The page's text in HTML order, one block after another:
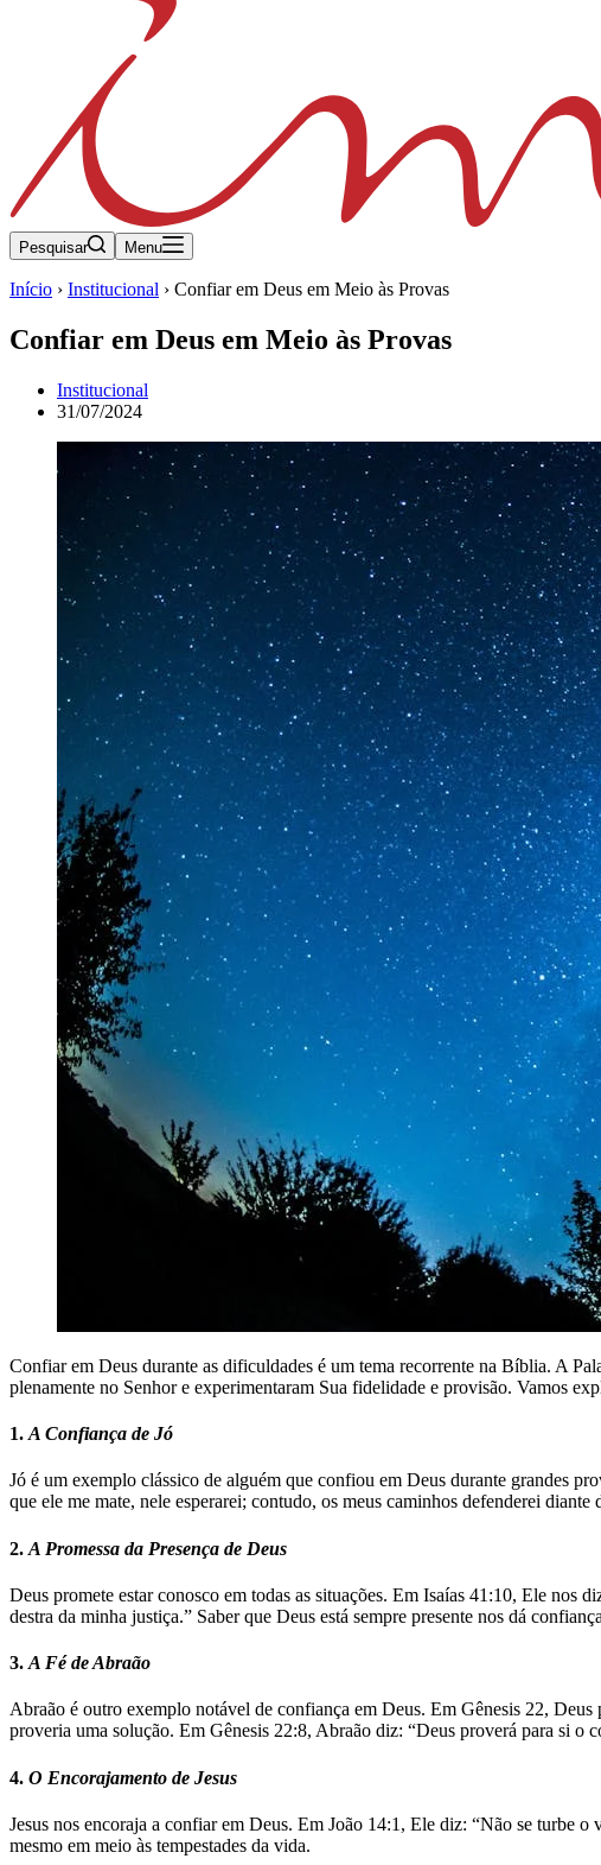
Pesquisar Menu
Início › Institucional › Confiar em Deus em Meio às Provas
Confiar em Deus em Meio às Provas
Institucional
31/07/2024
Confiar em Deus durante as dificuldades é um tema recorrente na Bíblia. A
plenamente no Senhor e experimentaram Sua fidelidade e provisão. Vamos
1. A Confiança de Jó
Jó é um exemplo clássico de alguém que confiou em Deus durante grandes
que ele me mate, nele esperarei; contudo, os meus caminhos defenderei
2. A Promessa da Presença de Deus
Deus promete estar conosco em todas as situações. Em Isaías 41:10, Ele nos
destra da minha justiça.” Saber que Deus está sempre presente nos dá
3. A Fé de Abraão
Abraão é outro exemplo notável de confiança em Deus. Em Gênesis 22,
proveria uma solução. Em Gênesis 22:8, Abraão diz: “Deus proverá para si
4. O Encorajamento de Jesus
Jesus nos encoraja a confiar em Deus. Em João 14:1, Ele diz: “Não se turbe
mesmo em meio às tempestades da vida.